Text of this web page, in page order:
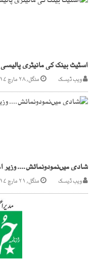
اسٹیٹ بینک کی مانیٹری
ویب ڈیسک منگل, ۲۸ مارچ ۲۰۱۷
شادی میںنمودونمائش.... وزیر
ویب ڈیسک منگل, ۲۱ مارچ ۲۰۱۷